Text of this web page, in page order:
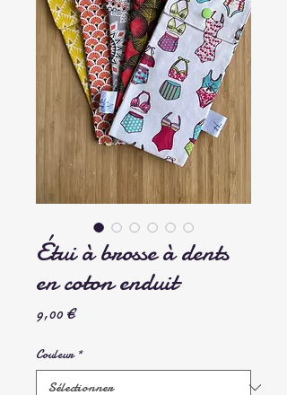
Étui à brosse à dents
en coton enduit
9,00 €Prix
Couleur *